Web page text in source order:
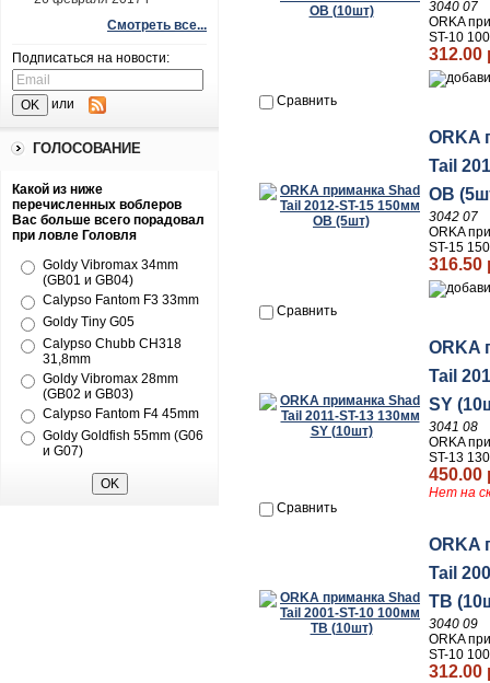
Смотреть все...
Подписаться на новости:
или
ГОЛОСОВАНИЕ
Какой из ниже
перечисленных воблеров
Вас больше всего порадовал
при ловле Головля
Goldy Vibromax 34mm
(GB01 и GB04)
Calypso Fantom F3 33mm
Goldy Tiny G05
Calypso Chubb CH318
31,8mm
Goldy Vibromax 28mm
(GB02 и GB03)
Calypso Fantom F4 45mm
Goldy Goldfish 55mm (G06
и G07)
3040 07
ORKA
ST-10
312.00
Сравнить
ORKA
Tail
OB
3042 07
ORKA
ST-15
316.50
Сравнить
ORKA
Tail
SY
3041 08
ORKA
ST-13
450.00
Нет на
Сравнить
ORKA
Tail
TB
3040 09
ORKA
ST-10
312.00